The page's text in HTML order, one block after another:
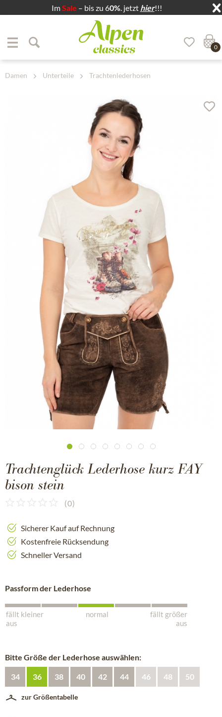
ImSale – bis zu 60%. jetzt hier!!!
Zum Hauptbereich springen
0
Damen Unterteile Trachtenlederhosen
Trachtenglück Lederhose kurz FAY
bison stein
(0)
Sicherer Kauf auf Rechnung
Kostenfreie Rücksendung
Schneller Versand
Passform der Lederhose
fällt kleiner
aus
normal
fällt größer
aus
Bitte Größe der Lederhose auswählen:
34 36 38 40 42 44 46 48 50
zur Größentabelle